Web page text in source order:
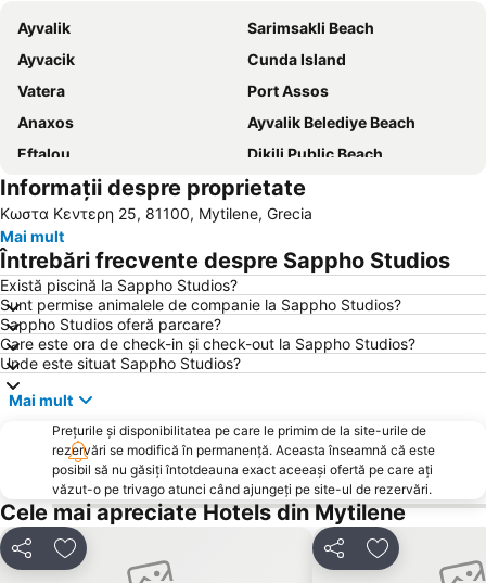
Ayvalik
Sarimsakli Beach
Ayvacik
Cunda Island
Vatera
Port Assos
Anaxos
Ayvalik Belediye Beach
Eftalou
Dikili Public Beach
Traditional Settlement of Petra
Informații despre proprietate
Κωστα Κεντερη 25, 81100, Mytilene, Grecia
Mai mult
Întrebări frecvente despre Sappho Studios
Există piscină la Sappho Studios?
Sunt permise animalele de companie la Sappho Studios?
Sappho Studios oferă parcare?
Care este ora de check-in și check-out la Sappho Studios?
Unde este situat Sappho Studios?
Mai mult
Prețurile și disponibilitatea pe care le primim de la site-urile de
rezervări se modifică în permanență. Aceasta înseamnă că este
posibil să nu găsiți întotdeauna exact aceeași ofertă pe care ați
văzut-o pe trivago atunci când ajungeți pe site-ul de rezervări.
Cele mai apreciate Hotels din Mytilene
DistribuițiAdăugaţi la favorite DistribuițiAdăugaţi la